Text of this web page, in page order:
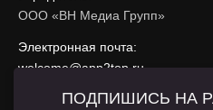
ООО «ВН Медиа Групп»
Электронная почта:
welcome@app2top.ru
ПОДПИШИСЬ НА